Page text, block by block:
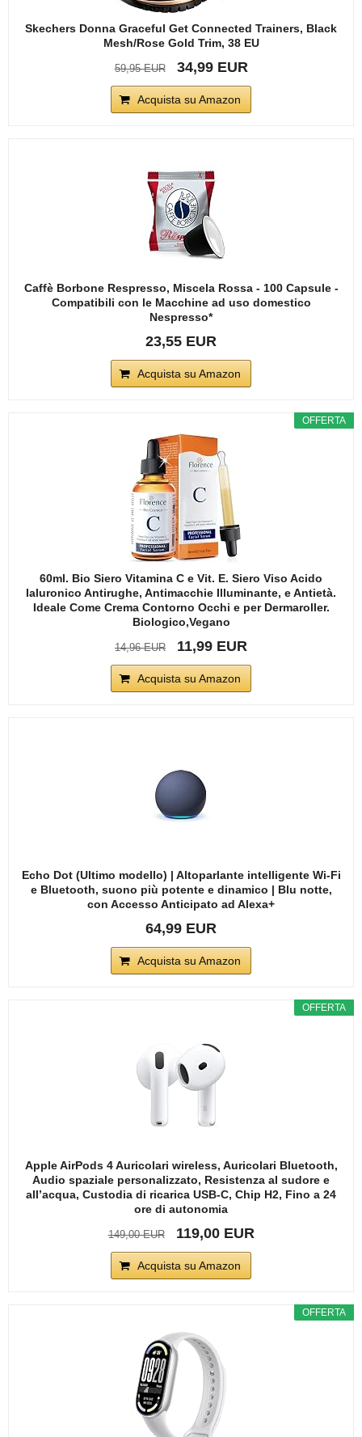
Skechers Donna Graceful Get Connected Trainers, Black
Mesh/Rose Gold Trim, 38 EU
59,95 EUR 34,99 EUR
Acquista su Amazon
Caffè Borbone Respresso, Miscela Rossa - 100 Capsule -
Compatibili con le Macchine ad uso domestico
Nespresso*
23,55 EUR
Acquista su Amazon
OFFERTA
60ml. Bio Siero Vitamina C e Vit. E. Siero Viso Acido
Ialuronico Antirughe, Antimacchie Illuminante, e Antietà.
Ideale Come Crema Contorno Occhi e per Dermaroller.
Biologico,Vegano
14,96 EUR 11,99 EUR
Acquista su Amazon
Echo Dot (Ultimo modello) | Altoparlante intelligente Wi-Fi
e Bluetooth, suono più potente e dinamico | Blu notte,
con Accesso Anticipato ad Alexa+
64,99 EUR
Acquista su Amazon
OFFERTA
Apple AirPods 4 Auricolari wireless, Auricolari Bluetooth,
Audio spaziale personalizzato, Resistenza al sudore e
all’acqua, Custodia di ricarica USB-C, Chip H2, Fino a 24
ore di autonomia
149,00 EUR 119,00 EUR
Acquista su Amazon
OFFERTA